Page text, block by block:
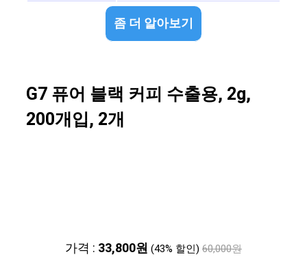
좀 더 알아보기
G7 퓨어 블랙 커피 수출용, 2g,
200개입, 2개
가격 : 33,800원 (43% 할인) 60,000원